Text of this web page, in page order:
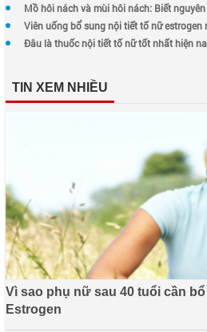
Mồ hôi nách và mùi hôi nách: Biết
Viên uống bổ sung nội tiết tố nữ estrogen
Đâu là thuốc nội tiết tố nữ tốt nhất hiện
TIN XEM NHIỀU
Vì sao phụ nữ sau 40 tuổi cần
Estrogen